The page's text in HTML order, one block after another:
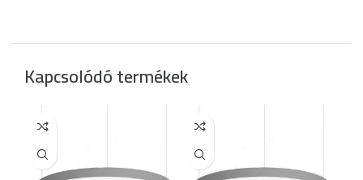
Kapcsolódó termékek